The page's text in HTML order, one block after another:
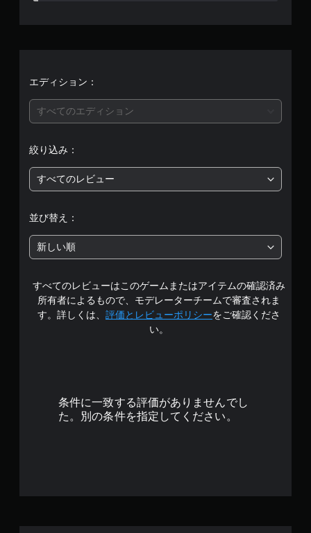
は
5
階
中
の
4
エディション：
すべてのエディション
絞り込み：
すべてのレビュー
並び替え：
新しい順
すべてのレビューはこのゲームまたはアイテムの確認済み
所有者によるもので、モデレーターチームで審査されま
す。詳しくは、 評価とレビューポリシーをご確認くださ
い。
条件に一致する評価がありませんでし
た。別の条件を指定してください。